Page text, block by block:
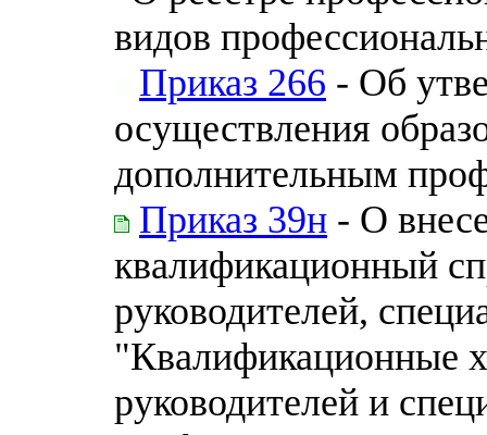
видов
Приказ 266 - Об
осуществления
дополнительным
Приказ 39н - О
квалификационный
руководителей,
"Квалификационные
руководителей и